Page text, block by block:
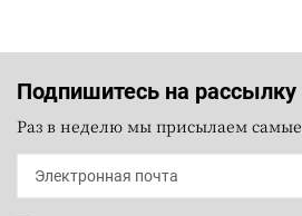
Подпишитесь на рассылку
Раз в неделю мы присылаем